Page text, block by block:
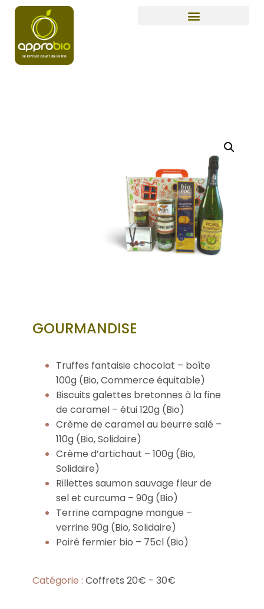
GOURMANDISE
Truffes fantaisie chocolat – boîte
100g (Bio, Commerce équitable)
Biscuits galettes bretonnes à la fine
de caramel – étui 120g (Bio)
Crème de caramel au beurre salé –
110g (Bio, Solidaire)
Crème d’artichaut – 100g (Bio,
Solidaire)
Rillettes saumon sauvage fleur de
sel et curcuma – 90g (Bio)
Terrine campagne mangue –
verrine 90g (Bio, Solidaire)
Poiré fermier bio – 75cl (Bio)
Catégorie : Coffrets 20€ - 30€